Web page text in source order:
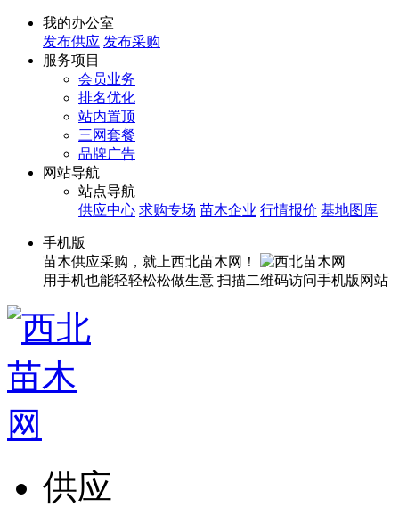
我的办公室
发布供应 发布采购
服务项目
会员业务
排名优化
站内置顶
三网套餐
品牌广告
网站导航
站点导航
供应中心 求购专场 苗木企业 行情报价 基地图库
手机版
苗木供应采购，就上西北苗木网！
用手机也能轻轻松松做生意 扫描二维码访问手机版网站
供应